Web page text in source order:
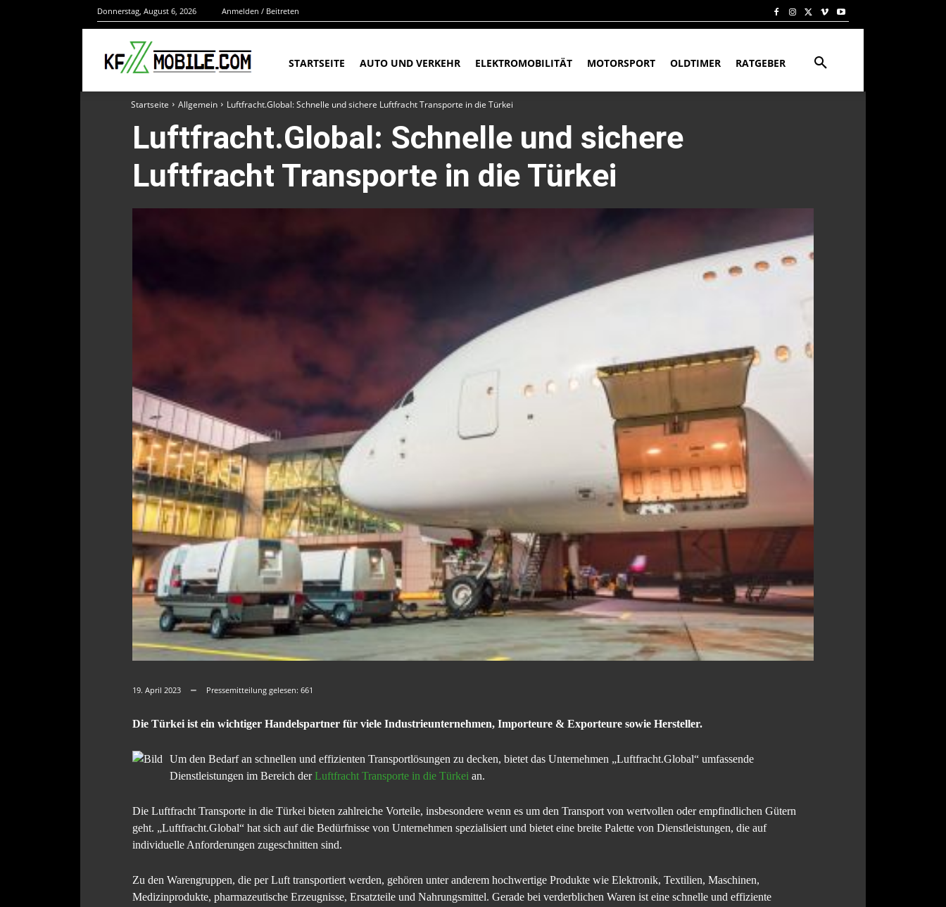
Donnerstag, August 6, 2026 Anmelden / Beitreten
STARTSEITE AUTO UND VERKEHR ELEKTROMOBILITÄT MOTORSPORT OLDTIMER RATGEBER
Startseite Allgemein Luftfracht.Global: Schnelle und sichere Luftfracht Transporte in die Türkei
Luftfracht.Global: Schnelle und sichere
Luftfracht Transporte in die Türkei
19. April 2023 Pressemitteilung gelesen: 661
Die Türkei ist ein wichtiger Handelspartner für viele Industrieunternehmen, Importeure & Exporteure sowie Hersteller.
Um den Bedarf an schnellen und effizienten Transportlösungen zu decken, bietet das Unternehmen „Luftfracht.Global“ umfassende
Dienstleistungen im Bereich derLuftfracht Transporte in die Türkei an.
Die Luftfracht Transporte in die Türkei bieten zahlreiche Vorteile, insbesondere wenn es um den Transport von wertvollen oder empfindlichen Gütern
geht. „Luftfracht.Global“ hat sich auf die Bedürfnisse von Unternehmen spezialisiert und bietet eine breite Palette von Dienstleistungen, die auf
individuelle Anforderungen zugeschnitten sind.
Zu den Warengruppen, die per Luft transportiert werden, gehören unter anderem hochwertige Produkte wie Elektronik, Textilien, Maschinen,
Medizinprodukte, pharmazeutische Erzeugnisse, Ersatzteile und Nahrungsmittel. Gerade bei verderblichen Waren ist eine schnelle und effiziente